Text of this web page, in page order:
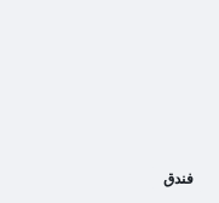
فندق